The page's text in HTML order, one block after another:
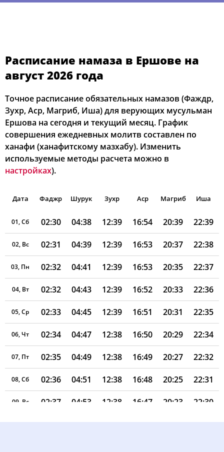
Расписание намаза в Ершове на
август 2026 года
Точное расписание обязательных намазов (Фаждр,
Зухр, Аср, Магриб, Иша) для верующих мусульман
Ершова на сегодня и текущий месяц. График
совершения ежедневных молитв составлен по
ханафи (ханафитскому мазхабу). Изменить
используемые методы расчета можно в
настройках).
Дата Фаджр Шурук Зухр Аср Магриб Иша
01, Сб 02:30 04:38 12:39 16:54 20:39 22:39
02, Вс 02:31 04:39 12:39 16:53 20:37 22:38
03, Пн 02:32 04:41 12:39 16:53 20:35 22:37
04, Вт 02:32 04:43 12:39 16:52 20:33 22:36
05, Ср 02:33 04:45 12:39 16:51 20:31 22:35
06, Чт 02:34 04:47 12:38 16:50 20:29 22:34
07, Пт 02:35 04:49 12:38 16:49 20:27 22:32
08, Сб 02:36 04:51 12:38 16:48 20:25 22:31
09, Вс 02:37 04:53 12:38 16:47 20:23 22:30
10, Пн 02:37 04:55 12:38 16:46 20:20 22:29